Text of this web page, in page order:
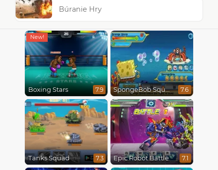
Búranie Hry
Boxing Stars 7.9 SpongeBob SquarePants : Monster Island Adventures 7.6
Tanks Squad 7.3 Epic Robot Battle 7.1